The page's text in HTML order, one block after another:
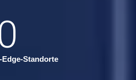
Edge-Standorte